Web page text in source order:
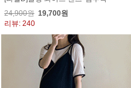
24,900원 19,700원
리뷰: 240